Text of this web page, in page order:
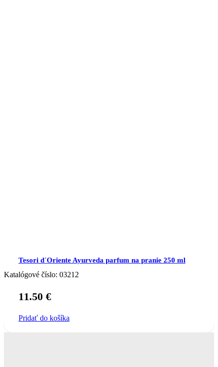
Tesori d´Oriente Ayurveda parfum na pranie 250 ml
Katalógové číslo: 03212
11.50 €
Pridať do košíka